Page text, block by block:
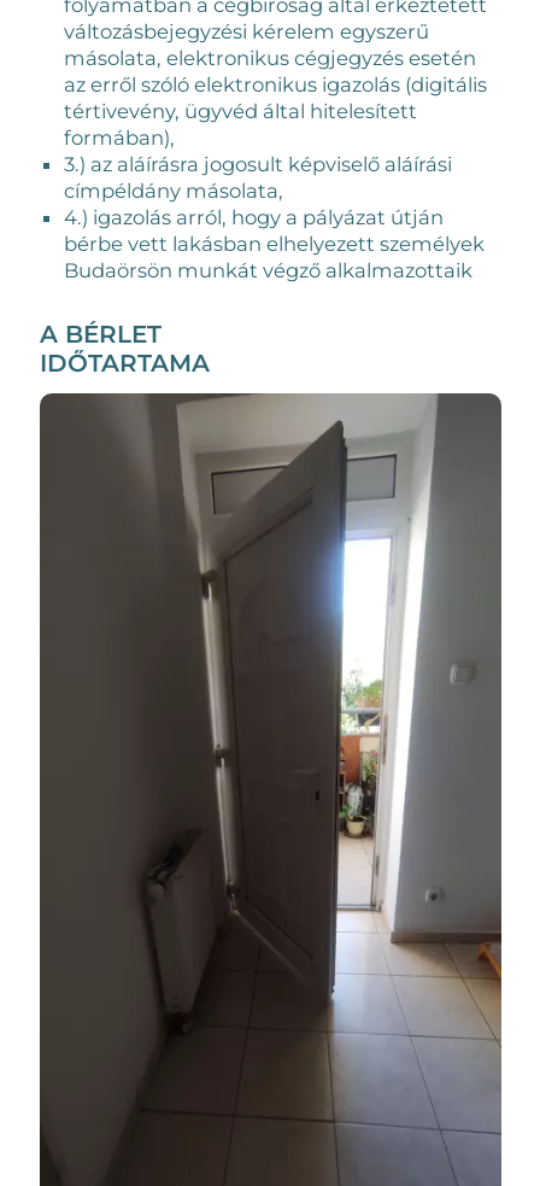
folyamatban a cégbíróság által érkeztetett
változásbejegyzési kérelem egyszerű
másolata, elektronikus cégjegyzés esetén
az erről szóló elektronikus igazolás (digitális
tértivevény, ügyvéd által hitelesített
formában),
3.) az aláírásra jogosult képviselő aláírási
címpéldány másolata,
4.) igazolás arról, hogy a pályázat útján
bérbe vett lakásban elhelyezett személyek
Budaörsön munkát végző alkalmazottaik
A BÉRLET
IDŐTARTAMA